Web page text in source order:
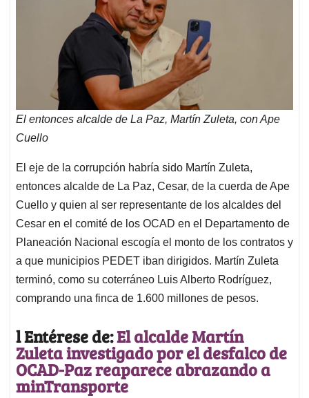
El entonces alcalde de La Paz, Martín Zuleta, con Ape
Cuello
El eje de la corrupción habría sido Martín Zuleta,
entonces alcalde de La Paz, Cesar, de la cuerda de Ape
Cuello y quien al ser representante de los alcaldes del
Cesar en el comité de los OCAD en el Departamento de
Planeación Nacional escogía el monto de los contratos y
a que municipios PEDET iban dirigidos. Martín Zuleta
terminó, como su coterráneo Luis Alberto Rodríguez,
comprando una finca de 1.600 millones de pesos.
l Entérese de:El alcalde Martín
Zuleta investigado por el desfalco de
OCAD-Paz reaparece abrazando a
minTransporte